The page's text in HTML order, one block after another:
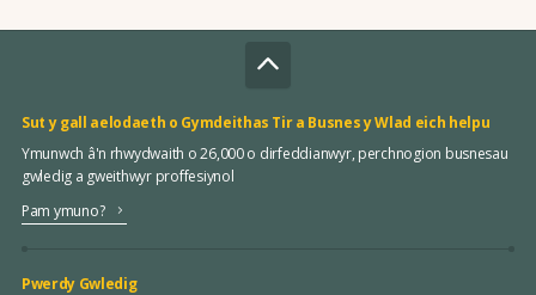
Sut y gall aelodaeth o Gymdeithas Tir a Busnes y Wlad eich helpu
Ymunwch â'n rhwydwaith o 26,000 o dirfeddianwyr, perchnogion busnesau
gwledig a gweithwyr proffesiynol
Pam ymuno?
Pwerdy Gwledig